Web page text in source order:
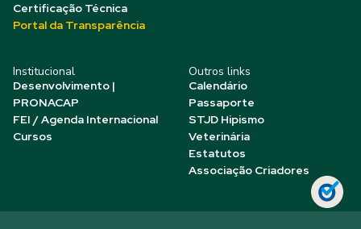
Certificação Técnica
Portal da Transparência
Institucional
Desenvolvimento |
PRONACAP
FEI / Agenda Internacional
Cursos
Outros links
Calendário
Passaporte
STJD Hipismo
Veterinária
Estatutos
Associação Criadores